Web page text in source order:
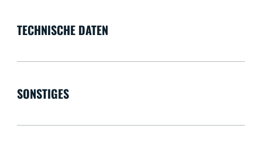
TECHNISCHE DATEN
SONSTIGES